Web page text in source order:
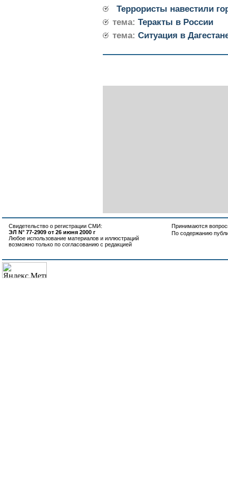
Террористы навестили
тема: Теракты в России
тема: Ситуация в
Свидетельство о регистрации СМИ:
ЭЛ N° 77-2909 от 26 июня 2000 г
Любое использование материалов и иллюстраций
возможно только по согласованию с редакцией
Принимаются
По содержанию